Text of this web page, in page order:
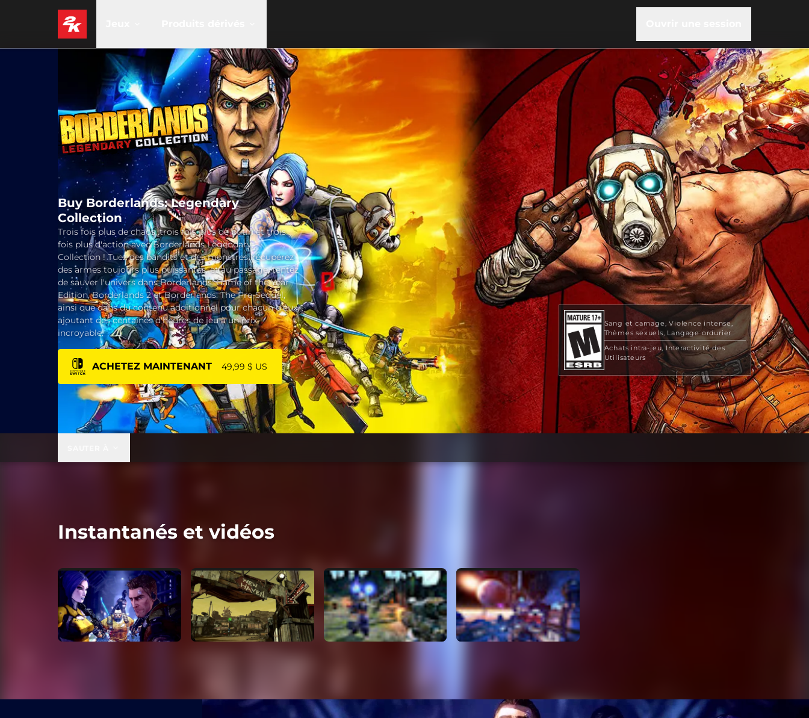
Sang et carnage Violence intense
Thèmes sexuels Langage ordurier
Achats intra-jeu Interactivité des
Utilisateurs
Buy Borderlands: Legendary
Collection
Trois fois plus de chaos, trois fois plus de butin et trois
fois plus d'action avec Borderlands Legendary
Collection ! Tuez des bandits et des monstres, récupérez
des armes toujours plus puissantes, et au passage, tentez
de sauver l'univers dans Borderlands: Game of the Year
Edition, Borderlands 2 et Borderlands: The Pre-Sequel,
ainsi que dans du contenu additionnel pour chacun d'eux,
ajoutant des centaines d'heures de jeu à un prix
incroyable.
ACHETEZ MAINTENANT 49,99 $ US
Instantanés et vidéos